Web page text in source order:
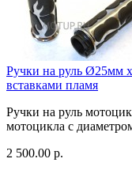
Ручки на руль Ø25мм
вставками пламя
Ручки на руль
мотоцикла с
2 500.00 р.